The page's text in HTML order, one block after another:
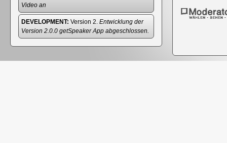
Video an
DEVELOPMENT: Version 2. Entwicklung der
Version 2.0.0 getSpeaker App abgeschlossen.